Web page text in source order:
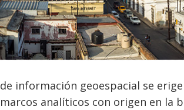
información geoespacial se
analíticos con origen en la